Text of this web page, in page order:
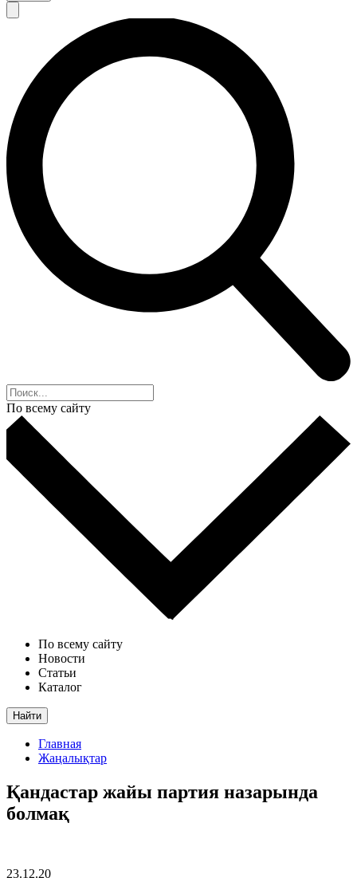
По всему сайту
По всему сайту
Новости
Статьи
Каталог
Найти
Главная
Жаңалықтар
Қандастар жайы партия назарында
болмақ
23.12.20